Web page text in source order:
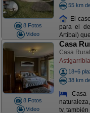
8 Fotos
Video
55 km
El
para el
Artibai)
8 Fotos
Video
Casa
Casa
18+6
38 km
Casa
tv,